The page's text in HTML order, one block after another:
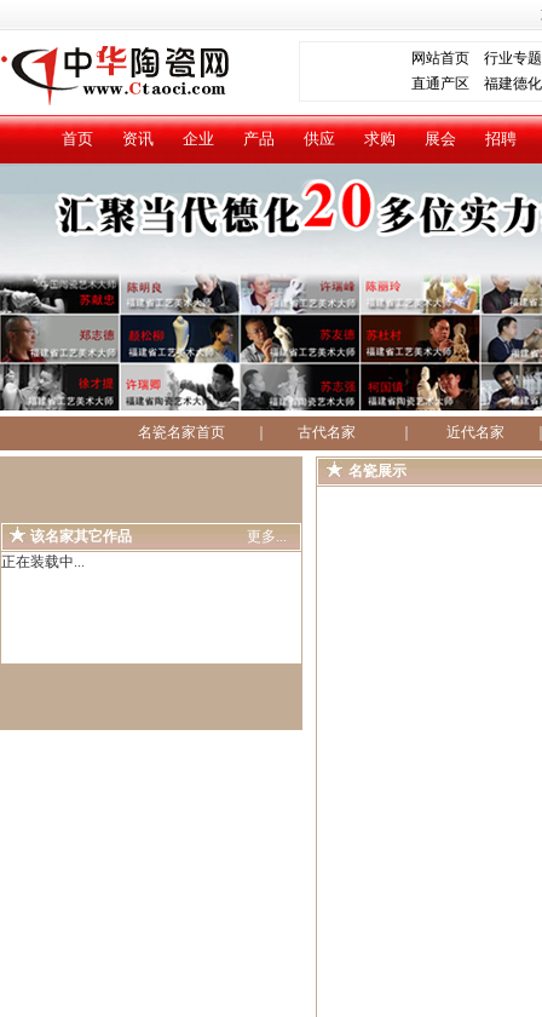
网站首页
行业专题
直通产区 福建德化
首页 资讯 企业 产品 供应 求购 展会 招聘
名瓷名家首页｜ 古代名家 近代名家
该名家其它作品
更多...
正在装载中...
名瓷展示